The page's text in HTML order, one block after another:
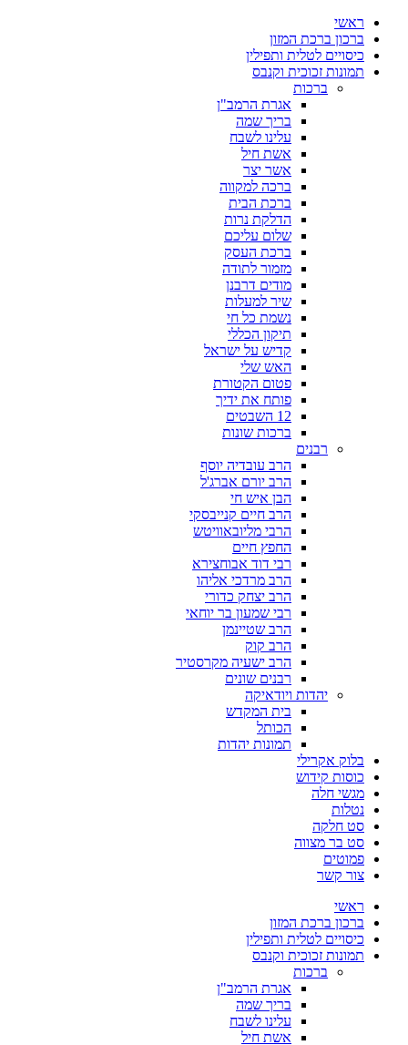
ראשי
ברכון ברכת המזון
כיסויים לטלית ותפילין
תמונות זכוכית וקנבס
ברכות
אגרת הרמב"ן
בריך שמה
עלינו לשבח
אשת חיל
אשר יצר
ברכה למקווה
ברכת הבית
הדלקת נרות
שלום עליכם
ברכת העסק
מזמור לתודה
מודים דרבנן
שיר למעלות
נשמת כל חי
תיקון הכללי
קדיש על ישראל
האש שלי
פטום הקטורת
פותח את ידיך
12 השבטים
ברכות שונות
רבנים
הרב עובדיה יוסף
הרב יורם אברג'ל
הבן איש חי
הרב חיים קנייבסקי
הרבי מליובאוויטש
החפץ חיים
רבי דוד אבוחצירא
הרב מרדכי אליהו
הרב יצחק כדורי
רבי שמעון בר יוחאי
הרב שטיינמן
הרב קוק
הרב ישעיה מקרסטיר
רבנים שונים
יהדות ויודאיקה
בית המקדש
הכותל
תמונות יהדות
בלוק אקרילי
כוסות קידוש
מגשי חלה
נטלות
סט חלקה
סט בר מצווה
פמוטים
צור קשר
ראשי
ברכון ברכת המזון
כיסויים לטלית ותפילין
תמונות זכוכית וקנבס
ברכות
אגרת הרמב"ן
בריך שמה
עלינו לשבח
אשת חיל